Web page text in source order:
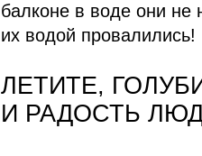
балконе в воде они не
их водой провалились!
ЛЕТИТЕ,
И РАДОСТЬ